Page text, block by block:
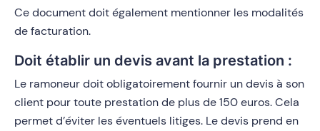
Ce document doit également mentionner les modalités
de facturation.
Doit établir un devis avant la prestation :
Le ramoneur doit obligatoirement fournir un devis à son
client pour toute prestation de plus de 150 euros. Cela
permet d’éviter les éventuels litiges. Le devis prend en